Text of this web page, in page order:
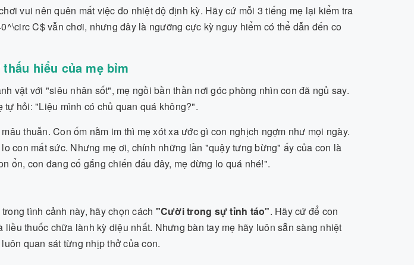
vui nên quên mất việc đo nhiệt độ định kỳ. Hãy cứ mỗi 3 tiếng mẹ lại kiểm tra
C$ vẫn chơi, nhưng đây là ngưỡng cực kỳ nguy hiểm có thể dẫn đến co
hiểu của mẹ bỉm
vật với "siêu nhân sốt", mẹ ngồi bần thần nơi góc phòng nhìn con đã ngủ say.
tự hỏi: "Liệu mình có chủ quan quá không?".
thuẫn. Con ốm nằm im thì mẹ xót xa ước gì con nghịch ngợm như mọi ngày.
con mất sức. Nhưng mẹ ơi, chính những lần "quậy tưng bừng" ấy của con là
ổn, con đang cố gắng chiến đấu đây, mẹ đừng lo quá nhé!".
tình cảnh này, hãy chọn cách "Cười trong sự tỉnh táo". Hãy cứ để con
thuốc chữa lành kỳ diệu nhất. Nhưng bàn tay mẹ hãy luôn sẵn sàng nhiệt
quan sát từng nhịp thở của con.